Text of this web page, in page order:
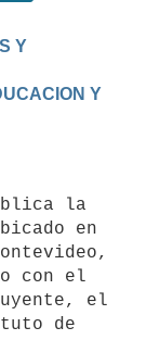
Y
Y
en
con el
el
de